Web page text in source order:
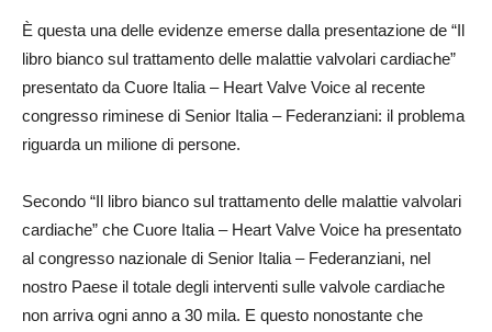
È questa una delle evidenze emerse dalla presentazione de “Il
libro bianco sul trattamento delle malattie valvolari cardiache”
presentato da Cuore Italia – Heart Valve Voice al recente
congresso riminese di Senior Italia – Federanziani: il problema
riguarda un milione di persone.
Secondo “Il libro bianco sul trattamento delle malattie valvolari
cardiache” che Cuore Italia – Heart Valve Voice ha presentato
al congresso nazionale di Senior Italia – Federanziani, nel
nostro Paese il totale degli interventi sulle valvole cardiache
non arriva ogni anno a 30 mila. E questo nonostante che